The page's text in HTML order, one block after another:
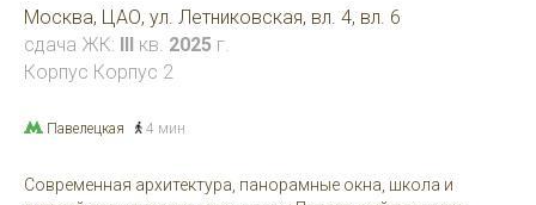
Москва, ЦАО, ул. Летниковская, вл. 4, вл. 6
сдача ЖК:
кв. 2025 г.
Корпус Корпус 2
Павелецкая 4 мин
Современная архитектура, панорамные окна, школа и